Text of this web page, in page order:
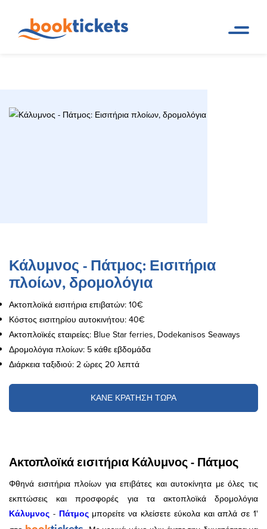
εισιτήρια πλοίων
Κάλυμνος - Πάτμος: Εισιτήρια
πλοίων, δρομολόγια
Ακτοπλοϊκά εισιτήρια επιβατών: 10€
Κόστος εισιτηρίου αυτοκινήτου: 40€
Ακτοπλοϊκές εταιρείες: Blue Star ferries, Dodekanisos Seaways
Δρομολόγια πλοίων: 5 κάθε εβδομάδα
Διάρκεια ταξιδιού: 2 ώρες 20 λεπτά
ΚΑΝΕ ΚΡΑΤΗΣΗ ΤΩΡΑ
Ακτοπλοϊκά εισιτήρια Κάλυμνος - Πάτμος
Φθηνά εισιτήρια πλοίων για επιβάτες και αυτοκίνητα με όλες τις
εκπτώσεις και προσφορές για τα ακτοπλοϊκά δρομολόγια
Κάλυμνος - Πάτμος μπορείτε να κλείσετε εύκολα και απλά σε 1'